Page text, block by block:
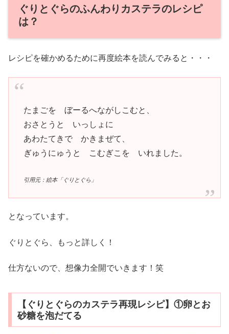
ぐりとぐらのふんわりカステラのレシピ
は？
レシピを確かめるために再度絵本を読んでみると・・・
たまごを ぼーるへながしこむと、
おさとうと いっしょに
あわたてきで かきまぜて、
ぎゅうにゅうと こむぎこを いれました。
引用元：絵本「ぐりとぐら」
となっています。
ぐりとぐら、もっと詳しく！
仕方ないので、想像力全開でいきます！笑
【ぐりとぐらのカステラ再現レシピ】①卵とお
砂糖を泡だてる